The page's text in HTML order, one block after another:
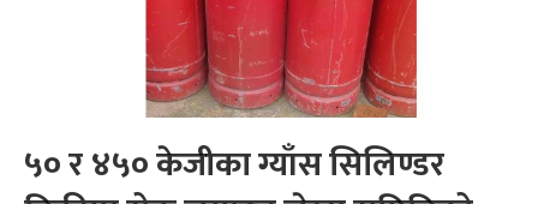
५० र ४५० केजीका ग्याँस सिलिण्डर